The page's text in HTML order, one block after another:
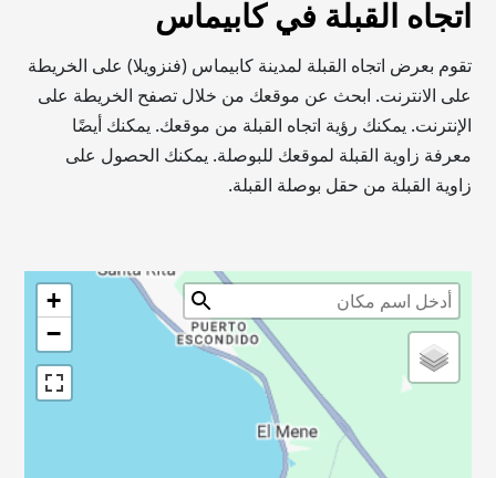
اتجاه القبلة في كابيماس
تقوم بعرض اتجاه القبلة لمدينة كابيماس (فنزويلا) على الخريطة
على الانترنت. ابحث عن موقعك من خلال تصفح الخريطة على
الإنترنت. يمكنك رؤية اتجاه القبلة من موقعك. يمكنك أيضًا
معرفة زاوية القبلة لموقعك للبوصلة. يمكنك الحصول على
زاوية القبلة من حقل بوصلة القبلة.
+
−